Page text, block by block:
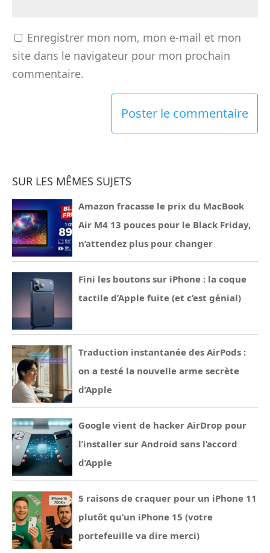
Enregistrer mon nom, mon e-mail et mon
site dans le navigateur pour mon prochain
commentaire.
SUR LES MÊMES SUJETS
Amazon fracasse le prix du MacBook
Air M4 13 pouces pour le Black Friday,
n’attendez plus pour changer
Fini les boutons sur iPhone : la coque
tactile d’Apple fuite (et c’est génial)
Traduction instantanée des AirPods :
on a testé la nouvelle arme secrète
d’Apple
Google vient de hacker AirDrop pour
l’installer sur Android sans l’accord
d’Apple
5 raisons de craquer pour un iPhone 11
plutôt qu’un iPhone 15 (votre
portefeuille va dire merci)